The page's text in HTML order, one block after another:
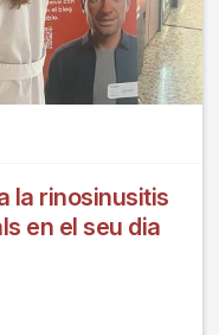
la rinosinusitis
en el seu dia